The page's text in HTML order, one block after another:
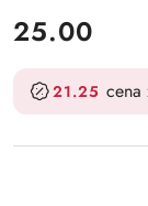
cena:
25.00
21.25 cena